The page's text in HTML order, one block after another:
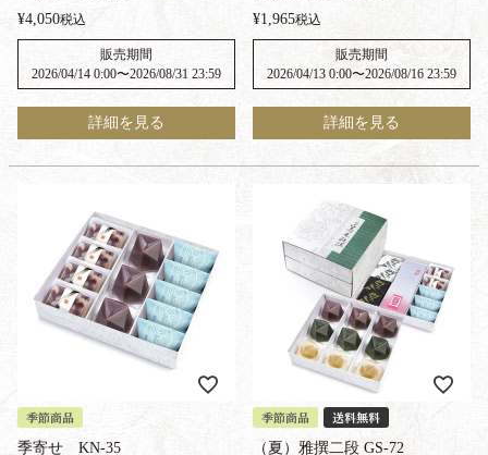
¥4,050税込
販売期間
2026/04/14 0:00〜2026/08/31 23:59
詳細を見る
¥1,965税込
販売期間
2026/04/13 0:00〜2026/08/16 23:59
詳細を見る
季節商品
季寄せ KN-35
季節商品 送料無料
（夏）雅撰二段 GS-72